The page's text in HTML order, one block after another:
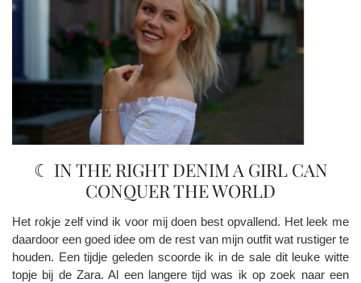
☾ IN THE RIGHT DENIM A GIRL CAN
CONQUER THE WORLD
Het rokje zelf vind ik voor mij doen best opvallend. Het leek me
daardoor een goed idee om de rest van mijn outfit wat rustiger te
houden. Een tijdje geleden scoorde ik in de sale dit leuke witte
topje bij de Zara. Al een langere tijd was ik op zoek naar een